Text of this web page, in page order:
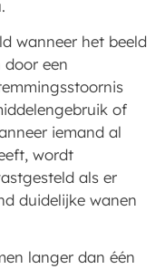
wanneer het beeld
een
of
iemand al
wordt
als er
duidelijke wanen
langer dan één